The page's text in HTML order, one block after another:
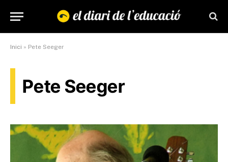
Inici » Pete Seeger
Pete Seeger